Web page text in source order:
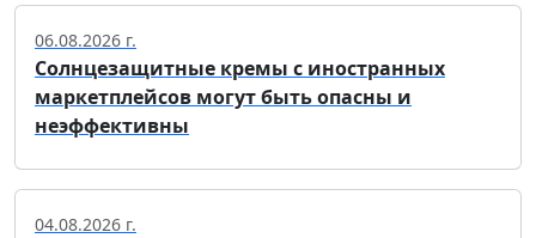
06.08.2026 г.
Солнцезащитные кремы с иностранных
маркетплейсов могут быть опасны и
неэффективны
04.08.2026 г.